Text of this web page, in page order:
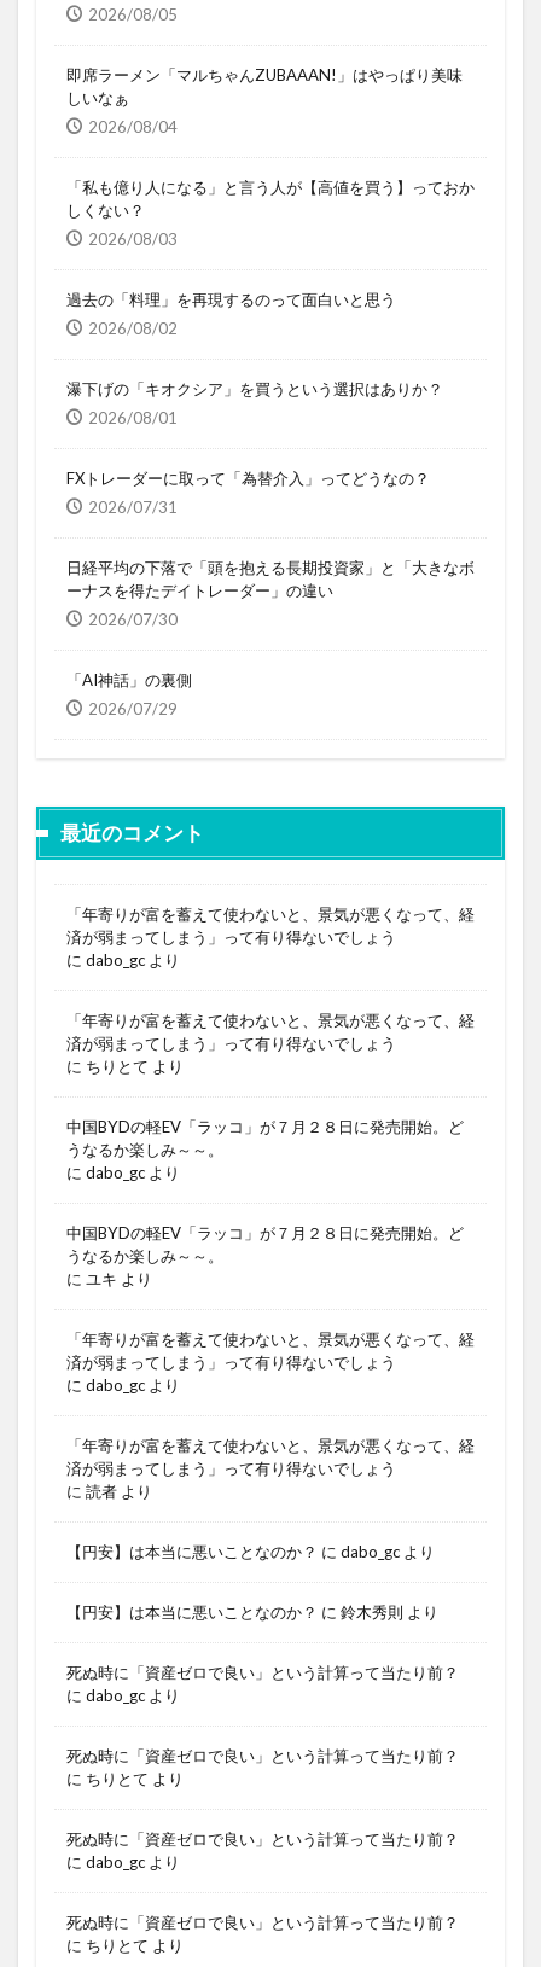
2026/08/05
即席ラーメン「マルちゃんZUBAAAN!」はやっぱり美味
しいなぁ
2026/08/04
「私も億り人になる」と言う人が【高値を買う】っておか
しくない？
2026/08/03
過去の「料理」を再現するのって面白いと思う
2026/08/02
瀑下げの「キオクシア」を買うという選択はありか？
2026/08/01
FXトレーダーに取って「為替介入」ってどうなの？
2026/07/31
日経平均の下落で「頭を抱える長期投資家」と「大きなボ
ーナスを得たデイトレーダー」の違い
2026/07/30
「AI神話」の裏側
2026/07/29
最近のコメント
「年寄りが富を蓄えて使わないと、景気が悪くなって、経
済が弱まってしまう」って有り得ないでしょう
に dabo_gc より
「年寄りが富を蓄えて使わないと、景気が悪くなって、経
済が弱まってしまう」って有り得ないでしょう
に ちりとて より
中国BYDの軽EV「ラッコ」が７月２８日に発売開始。ど
うなるか楽しみ～～。
に dabo_gc より
中国BYDの軽EV「ラッコ」が７月２８日に発売開始。ど
うなるか楽しみ～～。
に ユキ より
「年寄りが富を蓄えて使わないと、景気が悪くなって、経
済が弱まってしまう」って有り得ないでしょう
に dabo_gc より
「年寄りが富を蓄えて使わないと、景気が悪くなって、経
済が弱まってしまう」って有り得ないでしょう
に 読者 より
【円安】は本当に悪いことなのか？ に dabo_gc より
【円安】は本当に悪いことなのか？ に 鈴木秀則 より
死ぬ時に「資産ゼロで良い」という計算って当たり前？
に dabo_gc より
死ぬ時に「資産ゼロで良い」という計算って当たり前？
に ちりとて より
死ぬ時に「資産ゼロで良い」という計算って当たり前？
に dabo_gc より
死ぬ時に「資産ゼロで良い」という計算って当たり前？
に ちりとて より